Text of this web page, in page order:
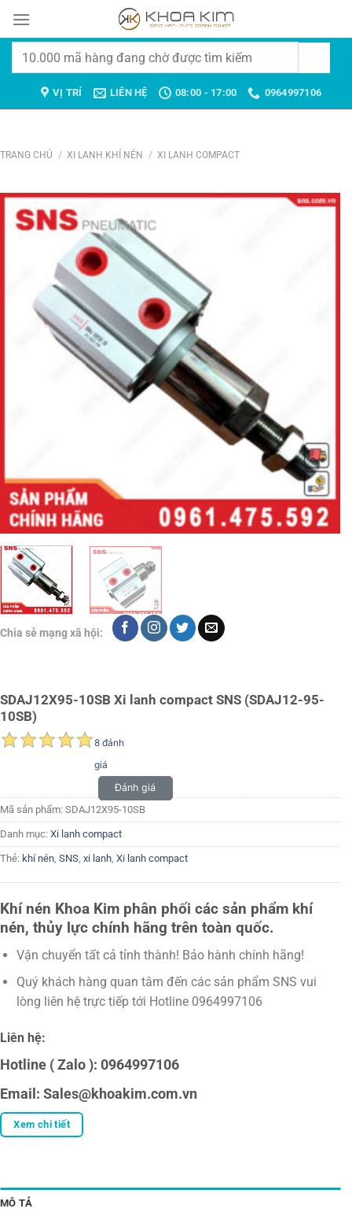
đến
Tìm
VỊ TRÍ LIÊN HỆ 08:00 - 17:00 0964997106
TRANG CHỦ / XI LANH KHÍ NÉN / XI LANH COMPACT
Chia sẻ mạng xã hội:
SDAJ12X95-10SB Xi lanh compact SNS (SDAJ12-95-
10SB)
8 đánh
giá
Đánh giá
Mã sản phẩm: SDAJ12X95-10SB
Danh mục: Xi lanh compact
Thẻ: khí nén, SNS, xi lanh, Xi lanh compact
Khí nén Khoa Kim phân phối các sản phẩm khí
nén, thủy lực chính hãng trên toàn quốc.
Vận chuyển tất cả tỉnh thành! Bảo hành chính hãng!
Quý khách hàng quan tâm đến các sản phẩm SNS vui
lòng liên hệ trực tiếp tới Hotline 0964997106
Liên hệ:
Hotline ( Zalo ): 0964997106
Email: Sales@khoakim.com.vn
Xem chi tiết
MÔ TẢ